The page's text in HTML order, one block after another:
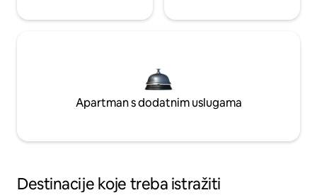
Apartman s dodatnim uslugama
Destinacije koje treba istražiti